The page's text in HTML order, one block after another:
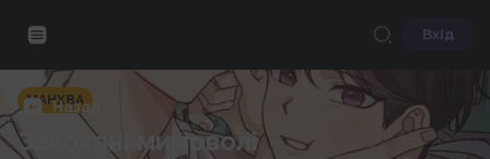
Вхід
Назад
МАНХВА
Закохані мимоволі